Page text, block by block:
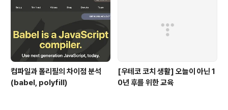
컴파일과 폴리필의 차이점 분석
(babel, polyfill)
[우테코 코치 생활] 오늘이 아닌 1
0년 후를 위한 교육